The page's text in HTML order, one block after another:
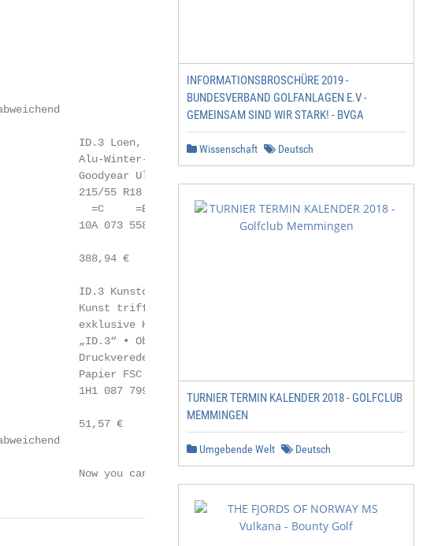
ID.3 Loen, Brillantsilber
Alu-Winter-Komplettrad, 7,5J × 18, ET50, LK112/5
Goodyear Ultra Grip Performance Gen 1 (+) SealTech
215/55 R18 95T AirStop
=C     =B      = 69/1 dB
10A 073 558 8Z8 • 10A 073 658 8Z8
388,94 €
ID.3 Kunstdruck
Kunst trifft Fortschritt: Die
exklusive Kunstdruck-Edition
„ID.3“ • Oberfläche mit
Druckveredelung • Material:
Papier FSC • Maße: 60 × 80 cm
1H1 087 799
51,57 €
Now you can
INFORMATIONSBROSCHÜRE 2019 -
BUNDESVERBAND GOLFANLAGEN E.V -
GEMEINSAM SIND WIR STARK! - BVGA
Wissenschaft Deutsch
TURNIER TERMIN KALENDER 2018 - GOLFCLUB
MEMMINGEN
Umgebende Welt Deutsch